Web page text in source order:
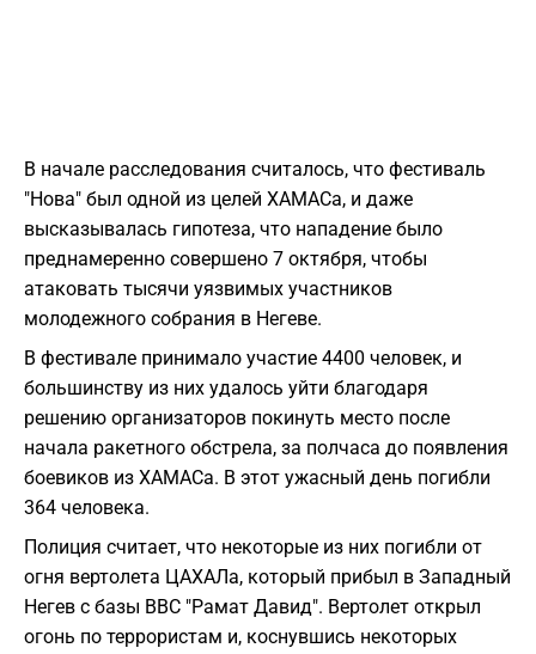
В начале расследования считалось, что фестиваль
"Нова" был одной из целей ХАМАСа, и даже
высказывалась гипотеза, что нападение было
преднамеренно совершено 7 октября, чтобы
атаковать тысячи уязвимых участников
молодежного собрания в Негеве.
В фестивале принимало участие 4400 человек, и
большинству из них удалось уйти благодаря
решению организаторов покинуть место после
начала ракетного обстрела, за полчаса до появления
боевиков из ХАМАСа. В этот ужасный день погибли
364 человека.
Полиция считает, что некоторые из них погибли от
огня вертолета ЦАХАЛа, который прибыл в Западный
Негев с базы ВВС "Рамат Давид". Вертолет открыл
огонь по террористам и, коснувшись некоторых